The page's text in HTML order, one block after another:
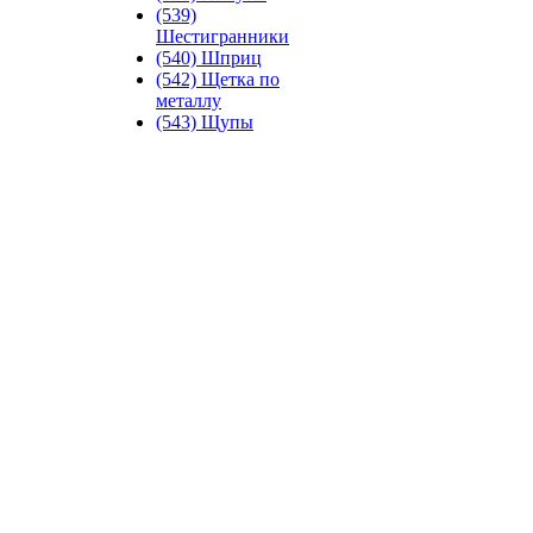
(539)
Шестигранники
(540) Шприц
(542) Щетка по
металлу
(543) Щупы